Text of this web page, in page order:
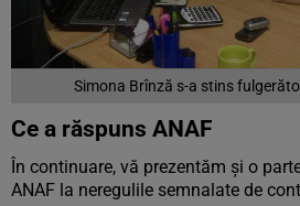
Simona Brînză s-a stins
Ce a răspuns ANAF
În continuare, vă prezentăm și o
ANAF la neregulile semnalate de